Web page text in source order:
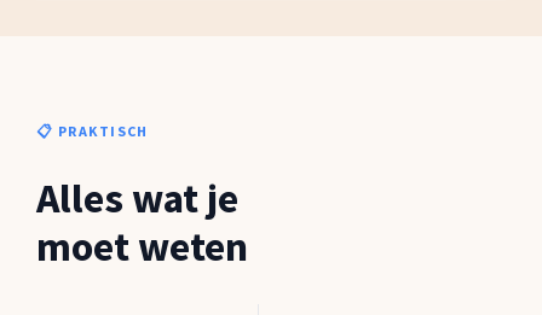
📋 PRAKTISCH
Alles wat je
moet weten